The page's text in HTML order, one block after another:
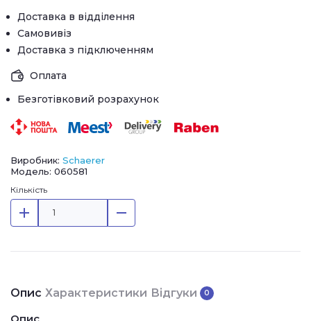
Доставка в відділення
Самовивіз
Доставка з підключенням
Оплата
Безготівковий розрахунок
Виробник: Schaerer
Модель: 060581
Кількість
Опис Характеристики Відгуки 0